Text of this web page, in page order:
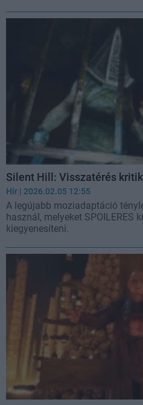
Silent Hill: Visszatérés
Hír | 2026.02.05 12:55
A legújabb moziadaptáció
használ, melyeket SPOILERES
kiegyenesíteni.